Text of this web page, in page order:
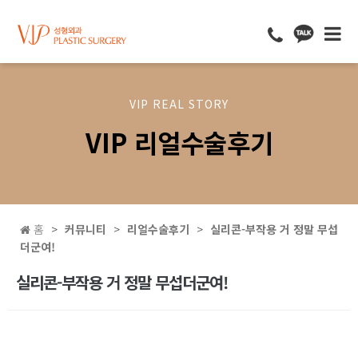
VIP REAL STORY
VIP 리얼수술후기
홈 커뮤니티 리얼수술후기
실리콘-부작용 거 정말 무섭
더군여!
실리콘-부작용 거 정말 무섭더군여!